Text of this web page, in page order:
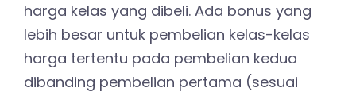
harga kelas yang dibeli. Ada bonus yang
lebih besar untuk pembelian kelas-kelas
harga tertentu pada pembelian kedua
dibanding pembelian pertama (sesuai